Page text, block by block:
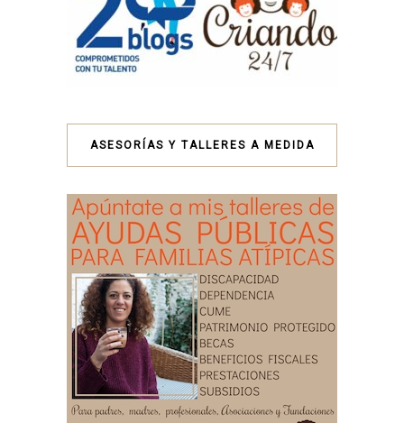
ASESORÍAS Y TALLERES A MEDIDA